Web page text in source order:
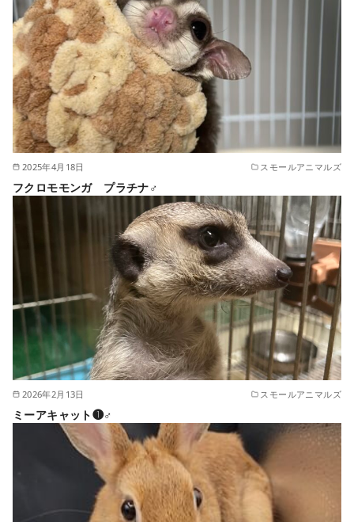
2025年4月18日 スモールアニマルズ
フクロモモンガ プラチナ♂
2026年2月13日 スモールアニマルズ
ミーアキャット❶♂